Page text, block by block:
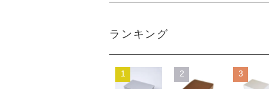
ランキング
1 2 3